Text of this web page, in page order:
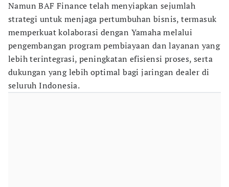
Namun BAF Finance telah menyiapkan sejumlah
strategi untuk menjaga pertumbuhan bisnis, termasuk
memperkuat kolaborasi dengan Yamaha melalui
pengembangan program pembiayaan dan layanan yang
lebih terintegrasi, peningkatan efisiensi proses, serta
dukungan yang lebih optimal bagi jaringan dealer di
seluruh Indonesia.